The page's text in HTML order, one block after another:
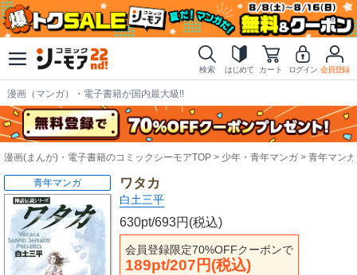
検索 はじめて カート ログイン 会員登録
漫画（マンガ）・電子書籍が国内最大級!!
漫画(まんが)・電子書籍のコミックシーモアTOP 少年・青年マンガ 青年マンガ
ワタカ
白土三平
630pt/693円(税込)
会員登録限定70%OFFクーポンで
189pt/207円(税込)
青年マンガ